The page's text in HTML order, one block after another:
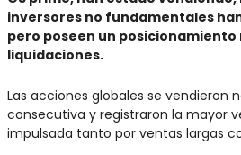
inversores no fundamentales
pero poseen un
liquidaciones.
Las acciones globales se vendieron
consecutiva y registraron la mayor
impulsada tanto por ventas largas